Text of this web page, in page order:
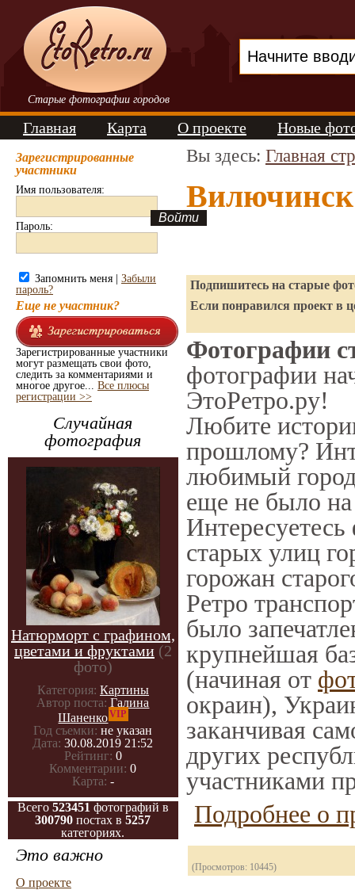
Старые фотографии городов
Главная Карта О проекте Новые
Зарегистрированные
участники
Имя пользователя:
Пароль:
Запомнить меня | Забыли
пароль?
Еще не участник?
Зарегистрированные участники
могут размещать свои фото,
следить за комментариями и
многое другое... Все плюсы
регистрации >>
Случайная
фотография
Натюрморт с графином,
цветами и фруктами (2
фото)
Категория: Картины
Автор поста: Галина
ШаненкоVIP
Год съемки: не указан
Дата: 30.08.2019 21:52
Рейтинг: 0
Комментарии: 0
Карта: -
Всего 523451 фотографий в
300790 постах в5257
категориях.
Это важно
О проекте
Вы здесь: Главная
Подпишитесь на старые
Если понравился проект в
Фотографии
фотографии
ЭтоРетро.ру!
Любите
прошлому?
любимый
еще не было на
Интересуетесь
старых улиц
горожан
Ретро
было
крупнейшая
(начиная от
окраин),
заканчивая
других
участниками
Подробнее о
(Просмотров: 10445)